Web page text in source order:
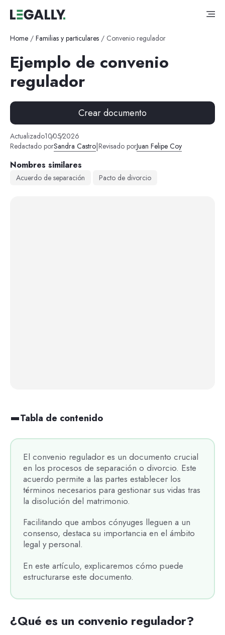
Home / Familias y particulares / Convenio regulador
Ejemplo de convenio
regulador
Crear documento
Actualizado10/05/2026
Redactado porSandra Castro|Revisado porJuan Felipe Coy
Nombres similares
Acuerdo de separación Pacto de divorcio
El convenio regulador es un documento crucial
en los procesos de separación o divorcio. Este
acuerdo permite a las partes establecer los
términos necesarios para gestionar sus vidas tras
la disolución del matrimonio.
Facilitando que ambos cónyuges lleguen a un
consenso, destaca su importancia en el ámbito
legal y personal.
En este artículo, explicaremos cómo puede
estructurarse este documento.
Tabla de contenido
¿Qué es un convenio regulador?